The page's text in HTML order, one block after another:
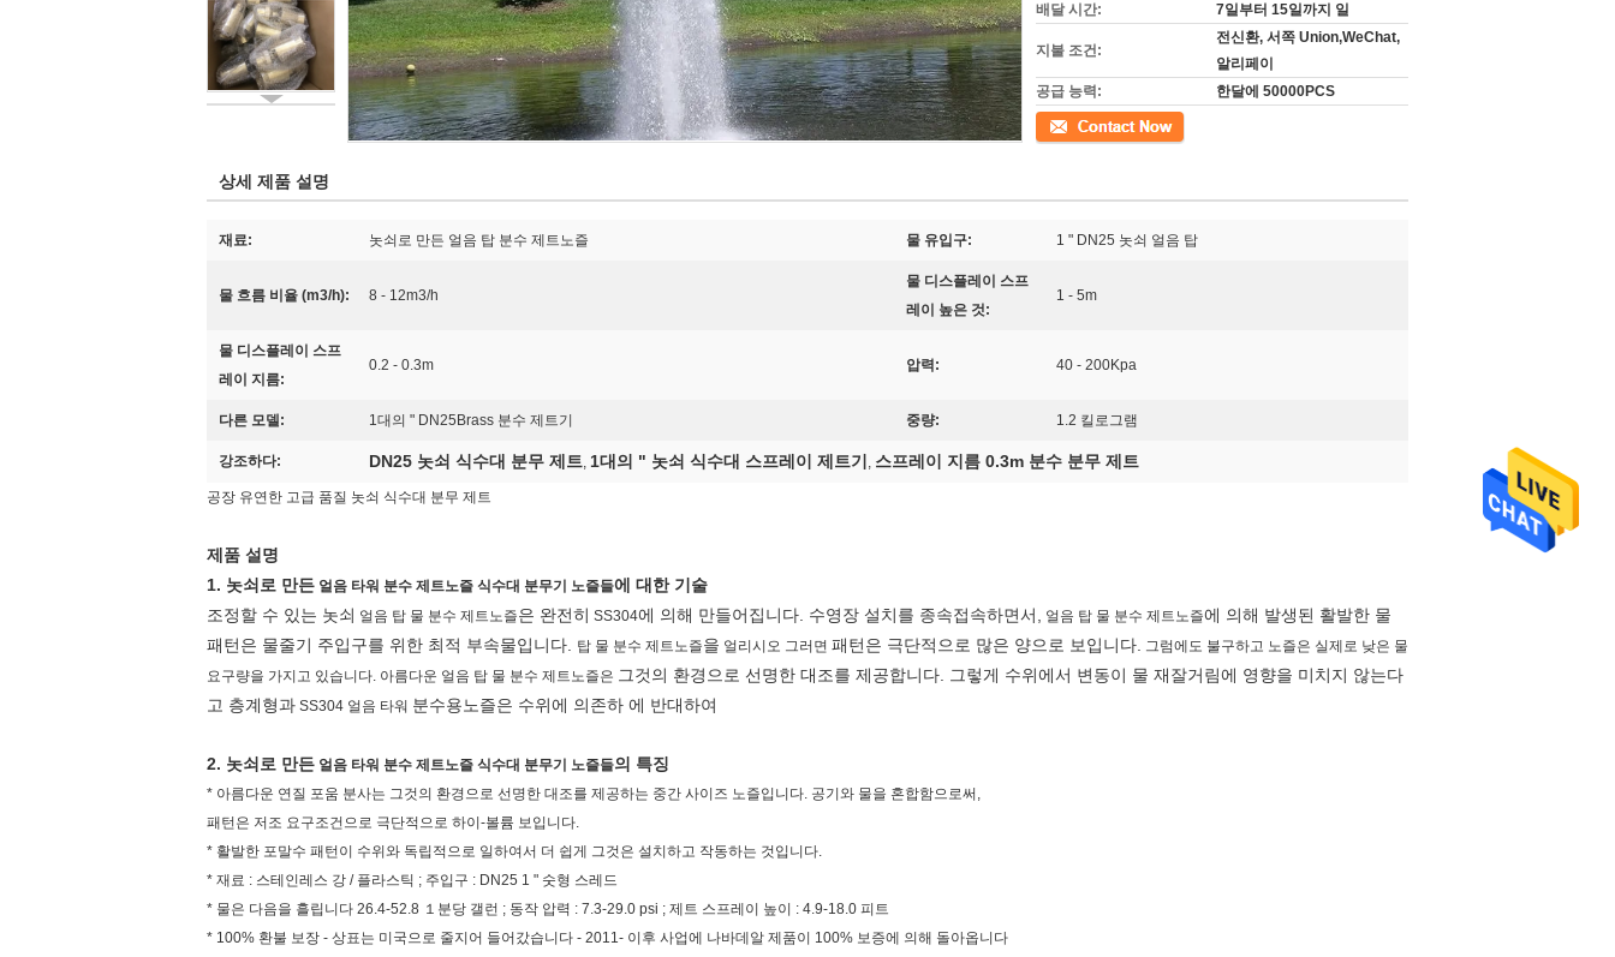
배달 시간:
7일부터 15일까지 일
지불 조건:
전신환, 서쪽 Union,WeChat,
알리페이
공급 능력:
한달에 50000PCS
접촉
상세 제품 설명
재료: 놋쇠로 만든 얼음 탑 분수 제트노즐 물 유입구: 1 " DN25 놋쇠 얼음 탑
물 흐름 비율 (m3/h): 8 - 12m3/h
물 디스플레이 스프
레이 높은 것:
1 - 5m
물 디스플레이 스프
레이 지름:
0.2 - 0.3m 압력: 40 - 200Kpa
다른 모델: 1대의 " DN25Brass 분수 제트기 중량: 1.2 킬로그램
강조하다: DN25 놋쇠 식수대 분무 제트, 1대의 " 놋쇠 식수대 스프레이 제트기 , 스프레이 지름 0.3m 분수 분무 제트
공장 유연한 고급 품질 놋쇠 식수대 분무 제트
제품 설명
1. 놋쇠로 만든 얼음 타워 분수 제트노즐 식수대 분무기 노즐들에 대한 기술
조정할 수 있는 놋쇠 얼음 탑 물 분수 제트노즐은 완전히 SS304에 의해 만들어집니다. 수영장 설치를 종속접속하면서, 얼음 탑 물 분수 제트노즐에 의해 발생된 활발한 물
패턴은 물줄기 주입구를 위한 최적 부속물입니다.
탑 물 분수 제트노즐을 얼리시오 그러면 패턴은 극단적으로 많은 양으로 보입니다. 그럼에도 불구하고 노즐은 실제로 낮은 물
요구량을 가지고 있습니다. 아름다운 얼음 탑 물 분수 제트노즐은 그것의 환경으로 선명한 대조를 제공합니다. 그렇게 수위에서 변동이 물 재잘거림에 영향을 미치지 않는다
고 층계형과 SS304 얼음 타워 분수용노즐은 수위에 의존하 에 반대하여
2. 놋쇠로 만든 얼음 타워 분수 제트노즐 식수대 분무기 노즐들의 특징
* 아름다운 연질 포움 분사는 그것의 환경으로 선명한 대조를 제공하는 중간 사이즈 노즐입니다. 공기와 물을 혼합함으로써,
패턴은 저조 요구조건으로 극단적으로 하이-볼륨 보입니다.
* 활발한 포말수 패턴이 수위와 독립적으로 일하여서 더 쉽게 그것은 설치하고 작동하는 것입니다.
* 재료 : 스테인레스 강 / 플라스틱 ; 주입구 : DN25 1 " 숫형 스레드
* 물은 다음을 흘립니다 26.4-52.8 １분당 갤런 ; 동작 압력 : 7.3-29.0 psi ; 제트 스프레이 높이 : 4.9-18.0 피트
* 100% 환불 보장 - 상표는 미국으로 줄지어 들어갔습니다 - 2011- 이후 사업에 나바데알 제품이 100% 보증에 의해 돌아옵니다